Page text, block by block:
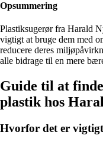
Opsummering
Plastiksugerør fra Harald
vigtigt at bruge dem med
reducere deres
alle bidrage til en mere
Guide til at
plastik hos
Hvorfor det er